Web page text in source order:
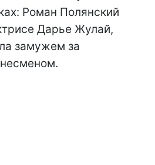
Роман Полянский
Дарье Жулай,
замужем за